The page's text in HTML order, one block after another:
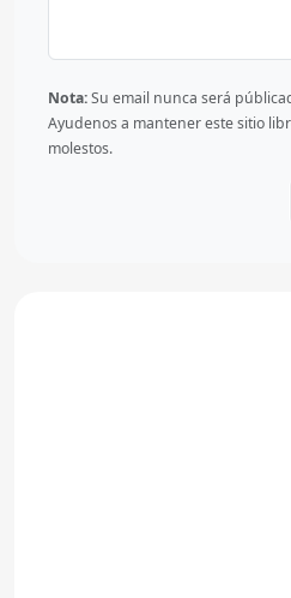
Nota:Su email nunca será
Ayudenos a mantener este sitio
molestos.